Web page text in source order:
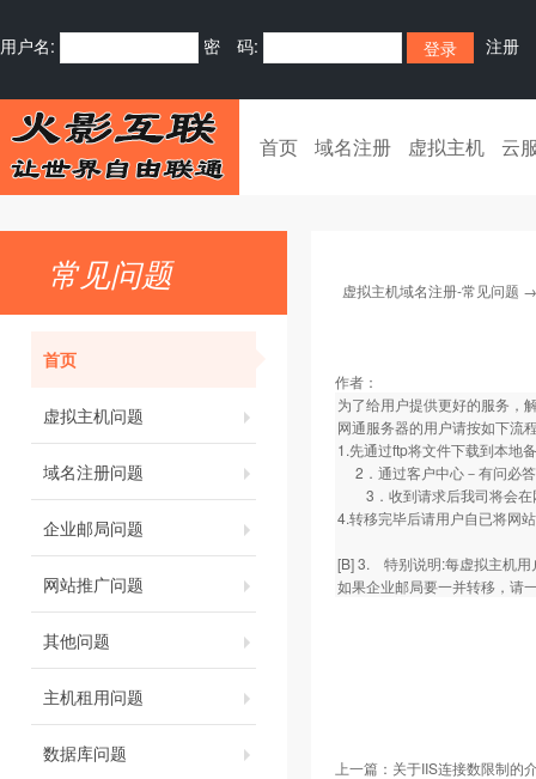
用户名: 密 码: 注册
首页 域名注册 虚拟主机 云
常见问题
首页
虚拟主机问题
域名注册问题
企业邮局问题
网站推广问题
其他问题
主机租用问题
数据库问题
虚拟主机域名注册-常见问题
作者：
为了给用户提供更好的服务，
网通服务器的用户请按如下流
1.先通过ftp将文件下载到本地
2．通过客户中心－有问必
3．收到请求后我司将会在
4.转移完毕后请用户自已将网
[B] 3. 特别说明:每虚拟主机用
如果企业邮局要一并转移，请
上一篇： 关于IIS连接数限制的